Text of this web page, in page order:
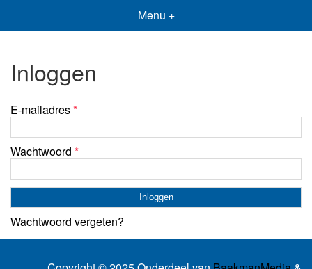
Menu +
Inloggen
E-mailadres*
Wachtwoord *
Wachtwoord vergeten?